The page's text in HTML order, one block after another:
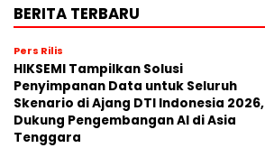
BERITA TERBARU
Pers Rilis
HIKSEMI Tampilkan Solusi
Penyimpanan Data untuk Seluruh
Skenario di Ajang DTI Indonesia 2026,
Dukung Pengembangan AI di Asia
Tenggara